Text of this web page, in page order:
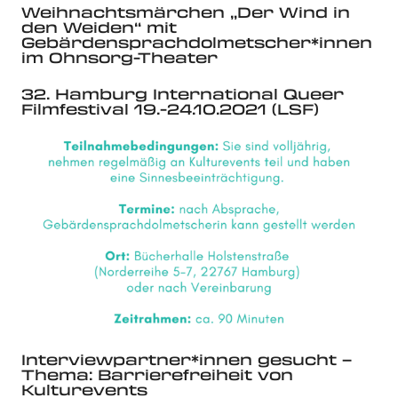
Weihnachtsmärchen „Der Wind in
den Weiden“ mit
Gebärdensprachdolmetscher*innen
im Ohnsorg-Theater
32. Hamburg International Queer
Filmfestival 19.-24.10.2021 (LSF)
Interviewpartner*innen gesucht –
Thema: Barrierefreiheit von
Kulturevents